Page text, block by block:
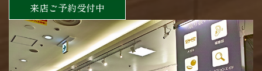
来店ご予約受付中